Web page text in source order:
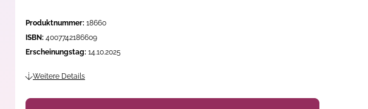
Produktnummer: 18660
ISBN: 4007742186609
Erscheinungstag: 14.10.2025
Weitere Details